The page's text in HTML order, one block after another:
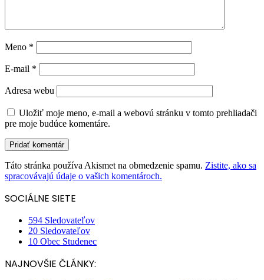
Meno *
E-mail *
Adresa webu
Uložiť moje meno, e-mail a webovú stránku v tomto prehliadači
pre moje budúce komentáre.
Táto stránka používa Akismet na obmedzenie spamu. Zistite, ako sa
spracovávajú údaje o vašich komentároch.
SOCIÁLNE SIETE
594 Sledovateľov
20 Sledovateľov
10 Obec Studenec
NAJNOVŠIE ČLÁNKY: